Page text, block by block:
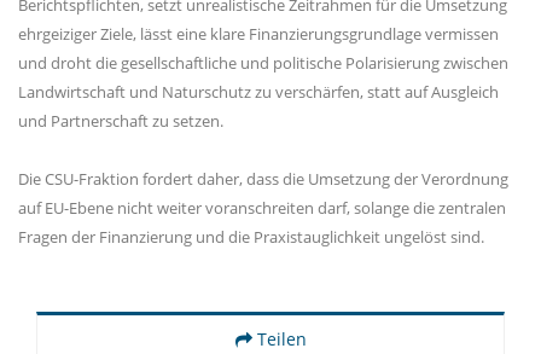
Berichtspflichten, setzt unrealistische Zeitrahmen für die Umsetzung
ehrgeiziger Ziele, lässt eine klare Finanzierungsgrundlage vermissen
und droht die gesellschaftliche und politische Polarisierung zwischen
Landwirtschaft und Naturschutz zu verschärfen, statt auf Ausgleich
und Partnerschaft zu setzen.
Die CSU-Fraktion fordert daher, dass die Umsetzung der Verordnung
auf EU-Ebene nicht weiter voranschreiten darf, solange die zentralen
Fragen der Finanzierung und die Praxistauglichkeit ungelöst sind.
Teilen